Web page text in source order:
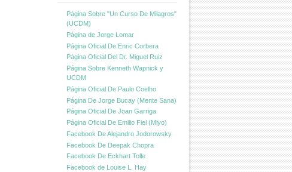
Página Sobre "Un Curso De Milagros"
(UCDM)
Página de Jorge Lomar
Página Oficial De Enric Corbera
Página Oficial Del Dr. Miguel Ruiz
Página Sobre Kenneth Wapnick y
UCDM
Página Oficial De Paulo Coelho
Página De Jorge Bucay (Mente Sana)
Página Oficial De Joan Garriga
Página Oficial De Emilio Fiel (Miyo)
Facebook De Alejandro Jodorowsky
Facebook De Deepak Chopra
Facebook De Eckhart Tolle
Facebook de Louise L. Hay